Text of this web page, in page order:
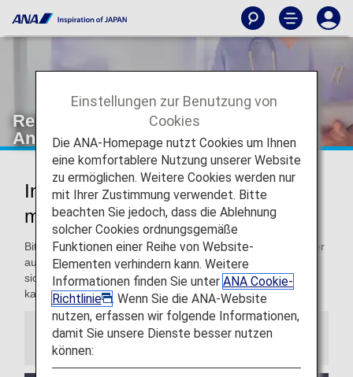
Reisende mit medizinischen
Anforderungen
Informationen für Reisende mit
medizinischen Anforderungen
Bitte beachten Sie, dass sich die Kabinenumgebung von der
auf dem Boden befindlichen Umgebung unterscheidet. Da
sich die Kabinenumgebung auf Ihre Gesundheit auswirken
kann, wenden Sie sich vor der Abreise bitte an Ihren Arzt.
Information
Einstellungen zur Benutzung von
Cookies
Die ANA-Homepage nutzt Cookies um Ihnen
eine komfortablere Nutzung unserer Website
zu ermöglichen. Weitere Cookies werden nur
mit Ihrer Zustimmung verwendet. Bitte
beachten Sie jedoch, dass die Ablehnung
solcher Cookies ordnungsgemäße
Funktionen einer Reihe von Website-
Elementen verhindern kann. Weitere
Informationen finden Sie unter ANA Cookie-
Richtlinie
. Wenn Sie die ANA-Website
nutzen, erfassen wir folgende Informationen,
damit Sie unsere Dienste besser nutzen
können: